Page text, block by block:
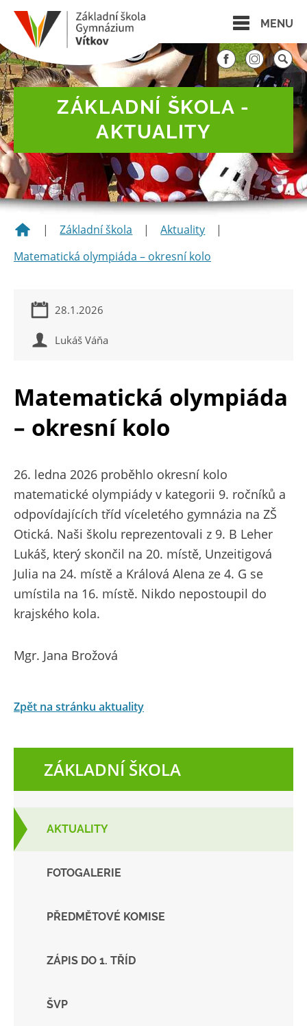
MENU
ZÁKLADNÍ ŠKOLA -
AKTUALITY
| Základní škola | Aktuality
|
Matematická olympiáda – okresní kolo
28.1.2026
Lukáš Váňa
Matematická olympiáda
– okresní kolo
26. ledna 2026 proběhlo okresní kolo
matematické olympiády v kategorii 9. ročníků a
odpovídajících tříd víceletého gymnázia na ZŠ
Otická. Naši školu reprezentovali z 9. B Leher
Lukáš, který skončil na 20. místě, Unzeitigová
Julia na 24. místě a Králová Alena ze 4. G se
umístila na 16. místě. Nikdo nepostoupil do
krajského kola.
Mgr. Jana Brožová
Zpět na stránku aktuality
ZÁKLADNÍ ŠKOLA
AKTUALITY
FOTOGALERIE
PŘEDMĚTOVÉ KOMISE
ZÁPIS DO 1. TŘÍD
ŠVP